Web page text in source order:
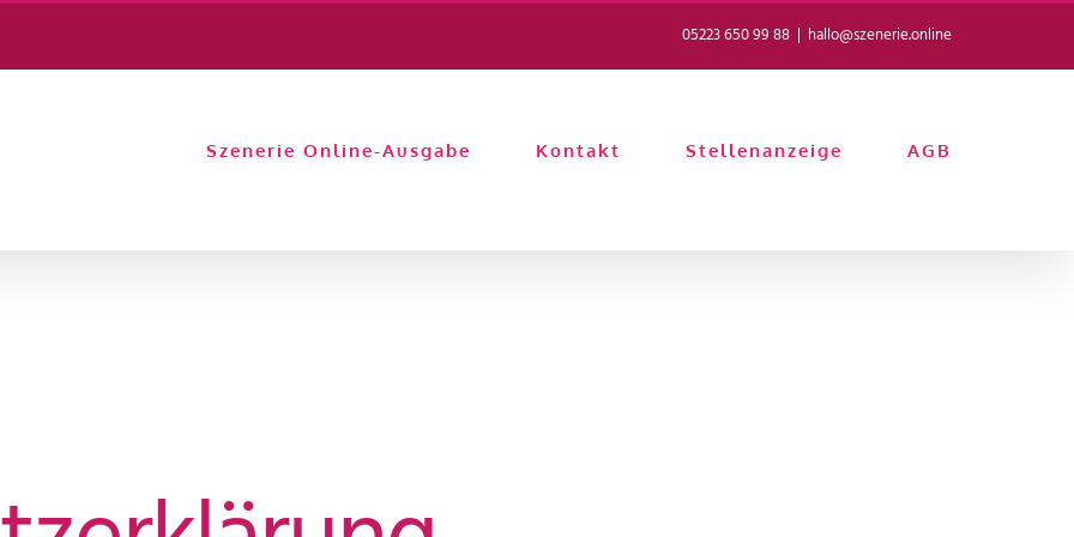
05223 650 99 88 | hallo@szenerie.online
Szenerie Online-Ausgabe Kontakt Stellenanzeige AGB